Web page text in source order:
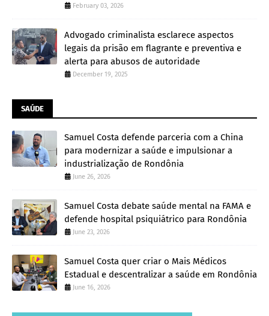
February 03, 2026
Advogado criminalista esclarece aspectos
legais da prisão em flagrante e preventiva e
alerta para abusos de autoridade
December 19, 2025
SAÚDE
Samuel Costa defende parceria com a China
para modernizar a saúde e impulsionar a
industrialização de Rondônia
June 26, 2026
Samuel Costa debate saúde mental na FAMA e
defende hospital psiquiátrico para Rondônia
June 23, 2026
Samuel Costa quer criar o Mais Médicos
Estadual e descentralizar a saúde em Rondônia
June 16, 2026